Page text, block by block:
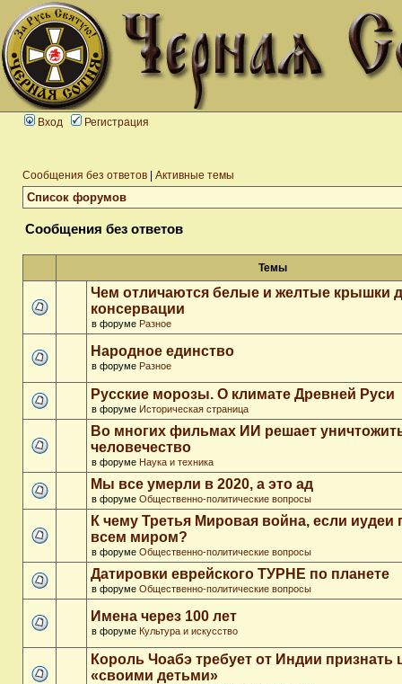
Вход Регистрация
Сообщения без ответов Активные темы
Список форумов
Сообщения без ответов
Темы
Чем отличаются белые и желтые крышки
консервации
в форуме Разное
Народное единство
в форуме Разное
Русские морозы. О климате Древней Руси
в форуме Историческая страница
Во многих фильмах ИИ решает
человечество
в форуме Наука и техника
Мы все умерли в 2020, а это ад
в форуме Общественно-политические вопросы
К чему Третья Мировая война, если иудеи
всем миром?
в форуме Общественно-политические вопросы
Датировки еврейского ТУРНЕ по планете
в форуме Общественно-политические вопросы
Имена через 100 лет
в форуме Культура и искусство
Король Чоабэ требует от Индии признать
«своими детьми»